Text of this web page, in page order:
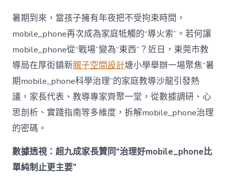
治
理
難
題？
讓
mobilJIUYI
俱
意
空
間
設
成
為
暑期到來，當孩子擁有年夜把不受拘束時間，
mobile_phone再次成為家庭牴觸的“導火索”。若何讓
mobile_phone從“戰場”變為“東西”？近日，東莞市教
導局在厚街鎮新親子空間設計塘小學舉辦一場聚焦“暑
期mobile_phone科學治理”的家庭教導沙龍引發熱
議，家長代表、教導專家齊聚一堂，從數據調研、心
思剖析、實踐指南等多維度，拆解mobile_phone治理
的密碼。
數據透視：超九成家長贊同“治理好mobile_phone比
單純制止更主要”